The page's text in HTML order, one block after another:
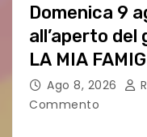
Domenica 9
all’aperto
LA MIA
Ago 8, 2026
Commento